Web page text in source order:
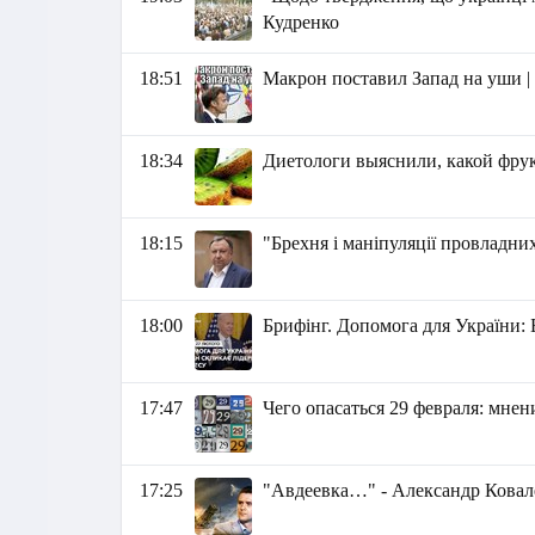
Кудренко
18:51 Макрон поставил Запад на уши
18:34 Диетологи выяснили, какой
18:15 "Брехня і маніпуляції
18:00 Брифінг. Допомога для України:
17:47 Чего опасаться 29 февраля:
17:25 "Авдеевка…" - Александр